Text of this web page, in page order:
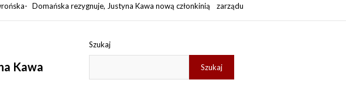
Domańska rezygnuje, Justyna Kawa nową członkinią zarządu
Kawa
Szukaj
Szukaj